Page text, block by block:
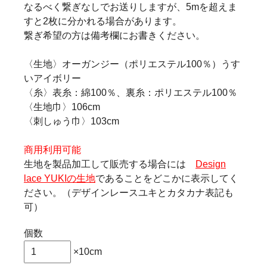
なるべく繋ぎなしでお送りしますが、5mを超えま
すと2枚に分かれる場合があります。
繋ぎ希望の方は備考欄にお書きください。
〈生地〉オーガンジー（ポリエステル100％）うす
いアイボリー
〈糸〉表糸：綿100％、裏糸：ポリエステル100％
〈生地巾〉106cm
〈刺しゅう巾〉103cm
商用利用可能
生地を製品加工して販売する場合には
Design
lace YUKIの生地であることをどこかに表示してく
ださい。（デザインレースユキとカタカナ表記も
可）
個数
×10cm